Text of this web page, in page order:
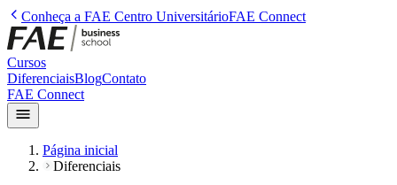
Conheça a FAE Centro UniversitárioFAE Connect
Cursos
DiferenciaisBlogContato
FAE Connect
Página inicial
Diferenciais